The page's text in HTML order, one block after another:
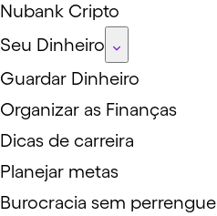
Nubank Cripto
Seu Dinheiro
Guardar Dinheiro
Organizar as Finanças
Dicas de carreira
Planejar metas
Burocracia sem perrengue